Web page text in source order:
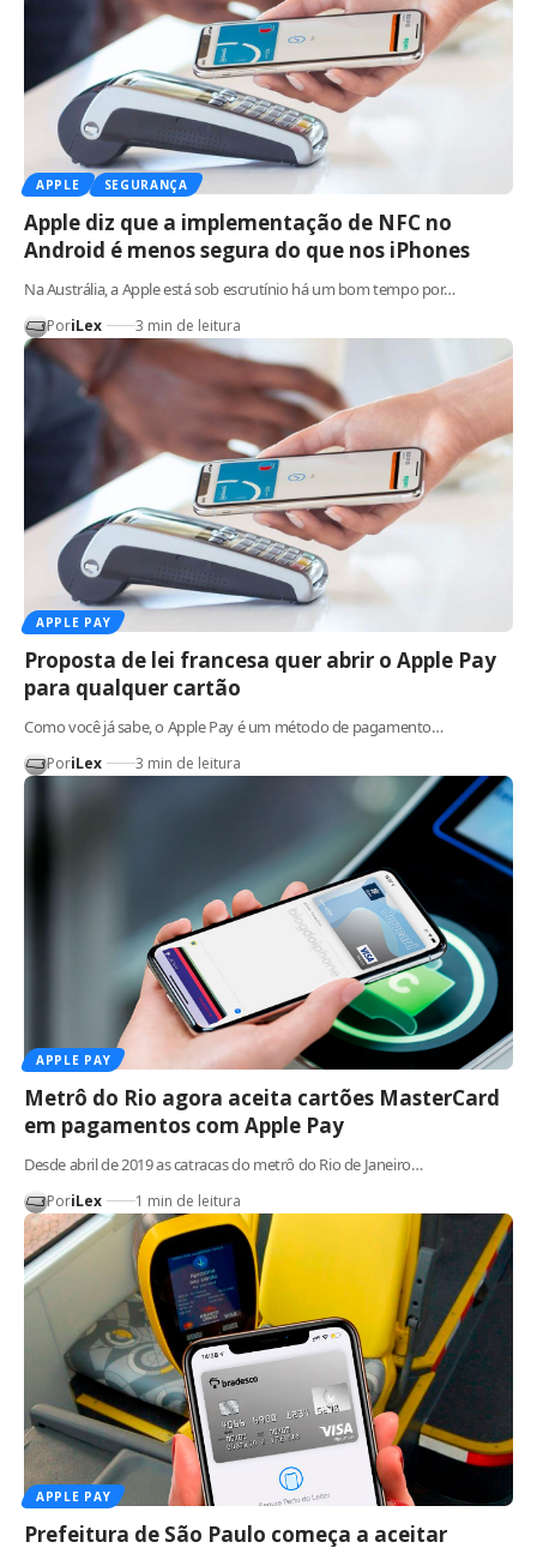
APPLE SEGURANÇA
Apple diz que a implementação de NFC no
Android é menos segura do que nos iPhones
Na Austrália, a Apple está sob escrutínio há um bom tempo por…
PoriLex 3 min de leitura
APPLE PAY
Proposta de lei francesa quer abrir o Apple Pay
para qualquer cartão
Como você já sabe, o Apple Pay é um método de pagamento…
PoriLex 3 min de leitura
APPLE PAY
Metrô do Rio agora aceita cartões MasterCard
em pagamentos com Apple Pay
Desde abril de 2019 as catracas do metrô do Rio de Janeiro…
PoriLex 1 min de leitura
APPLE PAY
Prefeitura de São Paulo começa a aceitar